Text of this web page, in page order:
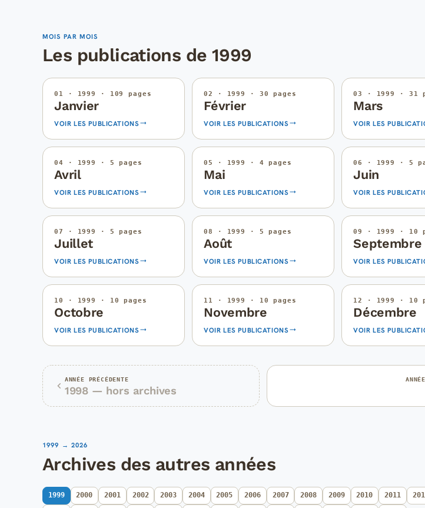
MOIS PAR MOIS
Les publications de 1999
01 · 1999 · 109 pages
Janvier
VOIR LES PUBLICATIONS
02 · 1999 · 30 pages
Février
VOIR LES PUBLICATIONS
03 · 1999 · 31
Mars
VOIR LES
04 · 1999 · 5 pages
Avril
VOIR LES PUBLICATIONS
05 · 1999 · 4 pages
Mai
VOIR LES PUBLICATIONS
06 · 1999 · 5
Juin
VOIR LES
07 · 1999 · 5 pages
Juillet
VOIR LES PUBLICATIONS
08 · 1999 · 5 pages
Août
VOIR LES PUBLICATIONS
09 · 1999 · 10
Septembre
VOIR LES
10 · 1999 · 10 pages
Octobre
VOIR LES PUBLICATIONS
11 · 1999 · 10 pages
Novembre
VOIR LES PUBLICATIONS
12 · 1999 · 10
Décembre
VOIR LES
ANNÉE PRÉCÉDENTE
1998 — hors archives
1999 → 2026
Archives des autres années
1999 2000 2001 2002 2003 2004 2005 2006 2007 2008 2009 2010 2011